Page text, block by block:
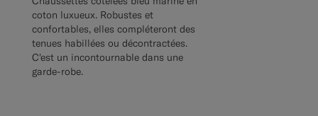
coton luxueux. Robustes et
confortables, elles compléteront des
tenues habillées ou décontractées.
C'est un incontournable dans une
garde-robe.